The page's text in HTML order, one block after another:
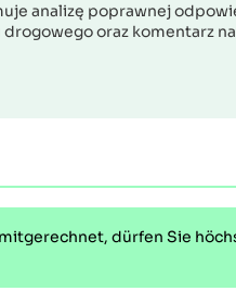
analizę poprawnej
drogowego oraz komentarz
dürfen Sie